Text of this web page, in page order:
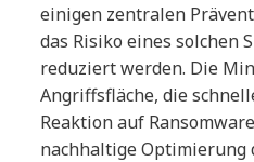
einigen zentralen
das Risiko eines solchen
reduziert werden. Die
Angriffsfläche, die
Reaktion auf
nachhaltige Optimierung